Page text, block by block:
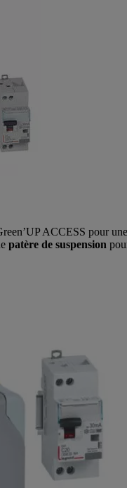
ACCESS pour
patère de suspension